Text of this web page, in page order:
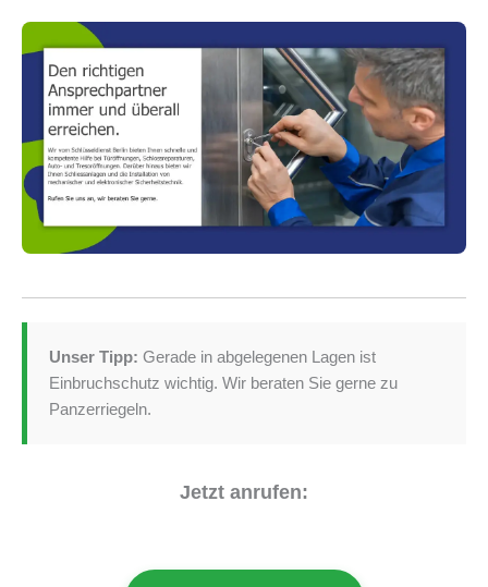
Unser Tipp: Gerade in abgelegenen Lagen ist
Einbruchschutz wichtig. Wir beraten Sie gerne zu
Panzerriegeln.
Jetzt anrufen: